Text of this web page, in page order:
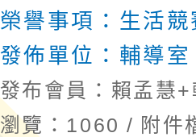
榮譽事項： 生活競
發佈單位： 輔導室
發布會員：賴孟慧
瀏覽：1060
附件